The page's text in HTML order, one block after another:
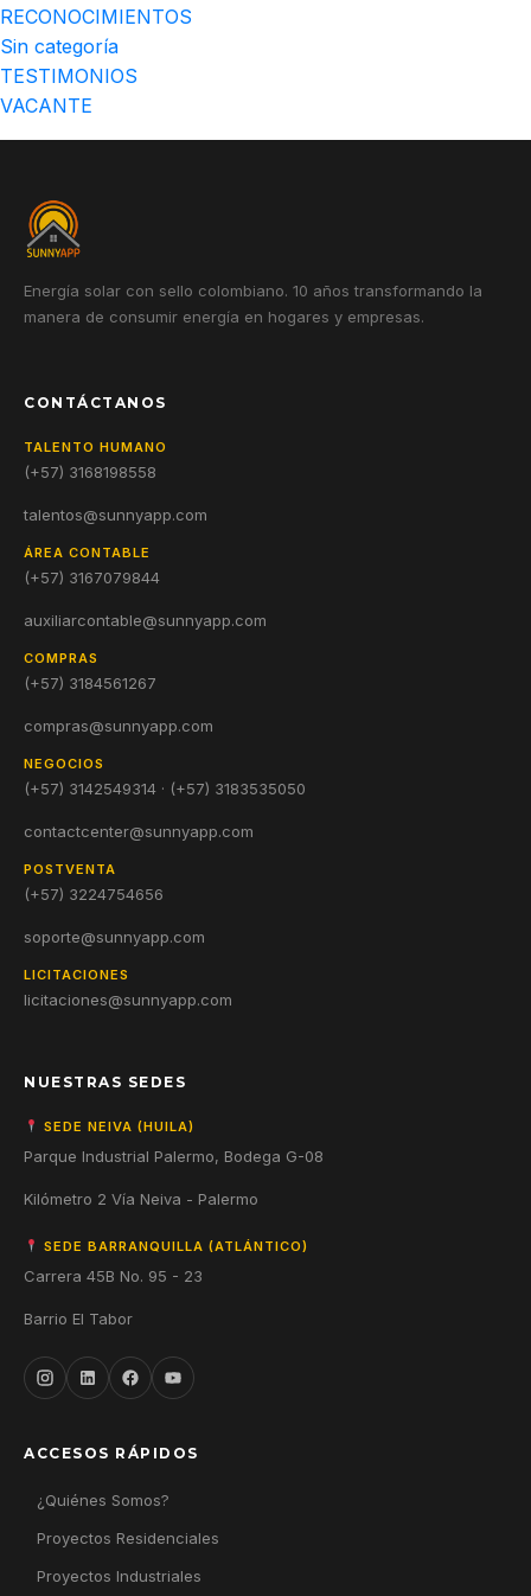
RECONOCIMIENTOS
Sin categoría
TESTIMONIOS
VACANTE
Energía solar con sello colombiano. 10 años transformando la
manera de consumir energía en hogares y empresas.
CONTÁCTANOS
TALENTO HUMANO
(+57) 3168198558
talentos@sunnyapp.com
ÁREA CONTABLE
(+57) 3167079844
auxiliarcontable@sunnyapp.com
COMPRAS
(+57) 3184561267
compras@sunnyapp.com
NEGOCIOS
(+57) 3142549314 · (+57) 3183535050
contactcenter@sunnyapp.com
POSTVENTA
(+57) 3224754656
soporte@sunnyapp.com
LICITACIONES
licitaciones@sunnyapp.com
NUESTRAS SEDES
SEDE NEIVA (HUILA)
Parque Industrial Palermo, Bodega G-08
Kilómetro 2 Vía Neiva - Palermo
SEDE BARRANQUILLA (ATLÁNTICO)
Carrera 45B No. 95 - 23
Barrio El Tabor
ACCESOS RÁPIDOS
¿Quiénes Somos?
Proyectos Residenciales
Proyectos Industriales